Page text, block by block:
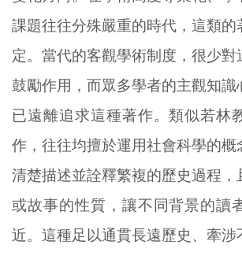
課題往往分殊嚴重的時代，這類的
定。當代的客觀學術制度，很少對
鼓勵作用，而眾多學者的主觀知識
已遠離追求這種著作。類似若林
作，往往均擅於運用社會科學的概
清楚描述並詮釋繁複的歷史過程，
或故事的性質，讓不同背景的讀
近。這種足以通貫長遠歷史、牽涉